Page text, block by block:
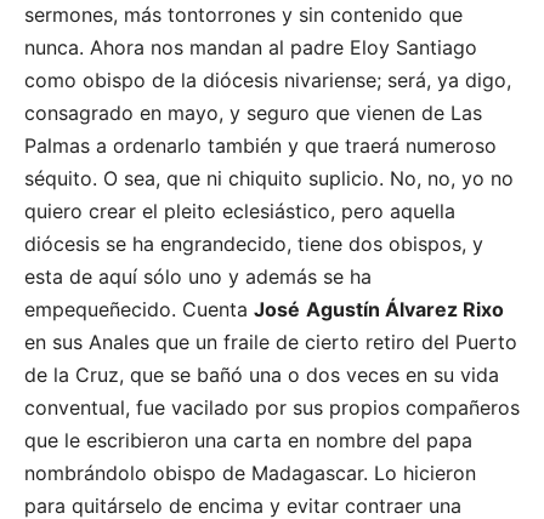
sermones, más tontorrones y sin contenido que
nunca. Ahora nos mandan al padre Eloy Santiago
como obispo de la diócesis nivariense; será, ya digo,
consagrado en mayo, y seguro que vienen de Las
Palmas a ordenarlo también y que traerá numeroso
séquito. O sea, que ni chiquito suplicio. No, no, yo no
quiero crear el pleito eclesiástico, pero aquella
diócesis se ha engrandecido, tiene dos obispos, y
esta de aquí sólo uno y además se ha
empequeñecido. Cuenta José Agustín Álvarez Rixo
en sus Anales que un fraile de cierto retiro del Puerto
de la Cruz, que se bañó una o dos veces en su vida
conventual, fue vacilado por sus propios compañeros
que le escribieron una carta en nombre del papa
nombrándolo obispo de Madagascar. Lo hicieron
para quitárselo de encima y evitar contraer una